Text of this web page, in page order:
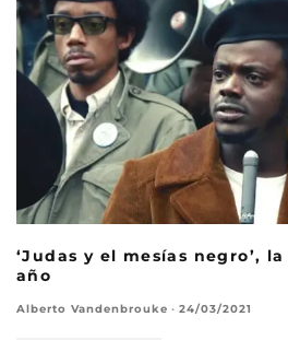
‘Judas y el mesías negro’,
año
Alberto Vandenbrouke · 24/03/2021